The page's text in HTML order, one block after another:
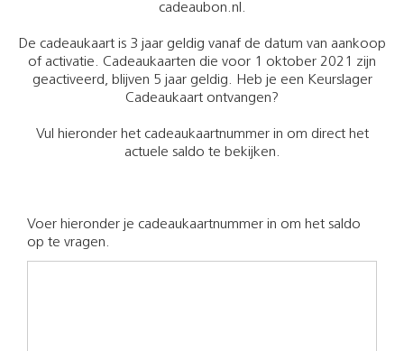
cadeaubon.nl.
De cadeaukaart is 3 jaar geldig vanaf de datum van aankoop
of activatie. Cadeaukaarten die voor 1 oktober 2021 zijn
geactiveerd, blijven 5 jaar geldig. Heb je een Keurslager
Cadeaukaart ontvangen?
Vul hieronder het cadeaukaartnummer in om direct het
actuele saldo te bekijken.
Voer hieronder je cadeaukaartnummer in om het saldo
op te vragen.